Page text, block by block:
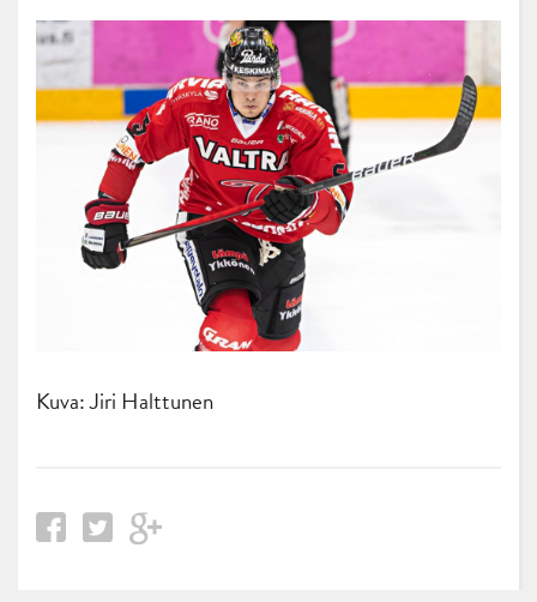
Kuva: Jiri Halttunen